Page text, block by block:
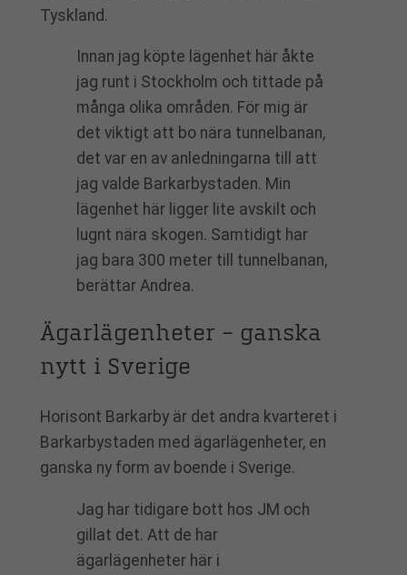
Tyskland.
Innan jag köpte lägenhet här åkte
jag runt i Stockholm och tittade på
många olika områden. För mig är
det viktigt att bo nära tunnelbanan,
det var en av anledningarna till att
jag valde Barkarbystaden. Min
lägenhet här ligger lite avskilt och
lugnt nära skogen. Samtidigt har
jag bara 300 meter till tunnelbanan,
berättar Andrea.
Ägarlägenheter – ganska
nytt i Sverige
Horisont Barkarby är det andra kvarteret i
Barkarbystaden med ägarlägenheter, en
ganska ny form av boende i Sverige.
Jag har tidigare bott hos JM och
gillat det. Att de har
ägarlägenheter här i